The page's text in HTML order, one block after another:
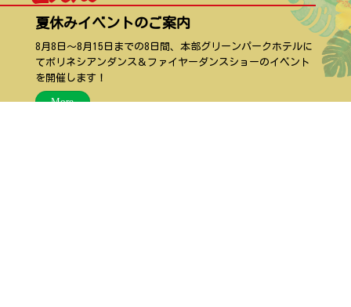
夏休みイベントのご案内
8月8日〜8月15日までの8日間、本部グリーンパークホテルに
てポリネシアンダンス＆ファイヤーダンスショーのイベント
を開催します！
More